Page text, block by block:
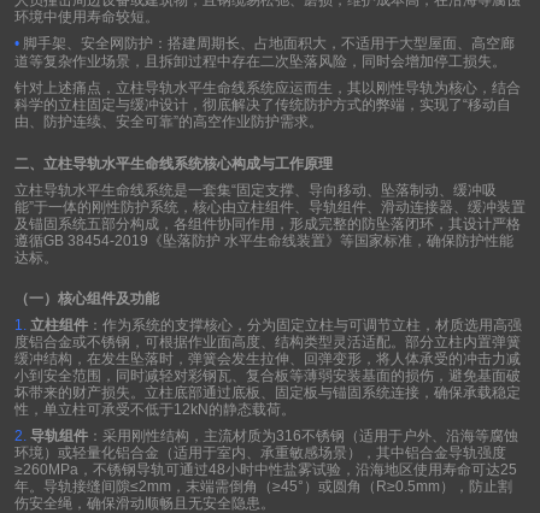
环境中使用寿命较短。
• 脚手架、安全网防护：搭建周期长、占地面积大，不适用于大型屋面、高空廊
道等复杂作业场景，且拆卸过程中存在二次坠落风险，同时会增加停工损失。
针对上述痛点，立柱导轨水平生命线系统应运而生，其以刚性导轨为核心，结合
科学的立柱固定与缓冲设计，彻底解决了传统防护方式的弊端，实现了“移动自
由、防护连续、安全可靠”的高空作业防护需求。
二、立柱导轨水平生命线系统核心构成与工作原理
立柱导轨水平生命线系统是一套集“固定支撑、导向移动、坠落制动、缓冲吸
能”于一体的刚性防护系统，核心由立柱组件、导轨组件、滑动连接器、缓冲装置
及锚固系统五部分构成，各组件协同作用，形成完整的防坠落闭环，其设计严格
遵循GB 38454-2019 《坠落防护 水平生命线装置》等国家标准，确保防护性能
达标。
（一）核心组件及功能
1. 立柱组件 ：作为系统的支撑核心，分为固定立柱与可调节立柱，材质选用高强
度铝合金或不锈钢，可根据作业面高度、结构类型灵活适配。部分立柱内置弹簧
缓冲结构，在发生坠落时，弹簧会发生拉伸、回弹变形，将人体承受的冲击力减
小到安全范围，同时减轻对彩钢瓦、复合板等薄弱安装基面的损伤，避免基面破
坏带来的财产损失。立柱底部通过底板、固定板与锚固系统连接，确保承载稳定
性，单立柱可承受不低于12kN 的静态载荷。
2. 导轨组件 ：采用刚性结构，主流材质为316不锈钢（适用于户外、沿海等腐蚀
环境）或轻量化铝合金（适用于室内、承重敏感场景），其中铝合金导轨强度
≥260MPa ，不锈钢导轨可通过48小时中性盐雾试验，沿海地区使用寿命可达25
年。导轨接缝间隙≤2mm ，末端需倒角（≥45° ）或圆角（ R≥0.5mm ），防止割
伤安全绳，确保滑动顺畅且无安全隐患。